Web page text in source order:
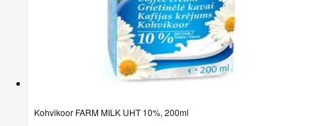
Kohvikoor FARM MILK UHT 10%, 200ml